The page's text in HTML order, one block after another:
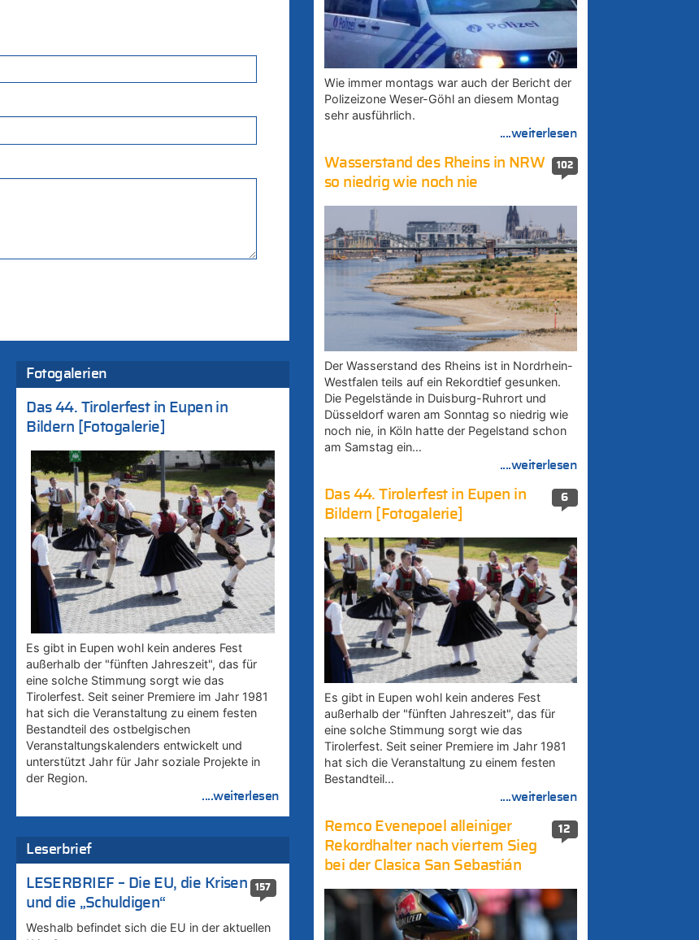
Fotogalerien
Das 44. Tirolerfest in Eupen in
Bildern [Fotogalerie]
Es gibt in Eupen wohl kein anderes Fest
außerhalb der "fünften Jahreszeit", das für
eine solche Stimmung sorgt wie das
Tirolerfest. Seit seiner Premiere im Jahr 1981
hat sich die Veranstaltung zu einem festen
Bestandteil des ostbelgischen
Veranstaltungskalenders entwickelt und
unterstützt Jahr für Jahr soziale Projekte in
der Region.
....weiterlesen
Leserbrief
157
LESERBRIEF – Die EU, die Krisen
und die „Schuldigen“
Weshalb befindet sich die EU in der aktuellen
Wie immer montags war auch der Bericht der
Polizeizone Weser-Göhl an diesem Montag
sehr ausführlich.
....weiterlesen
102
Wasserstand des Rheins in NRW
so niedrig wie noch nie
Der Wasserstand des Rheins ist in Nordrhein-
Westfalen teils auf ein Rekordtief gesunken.
Die Pegelstände in Duisburg-Ruhrort und
Düsseldorf waren am Sonntag so niedrig wie
noch nie, in Köln hatte der Pegelstand schon
am Samstag ein…
....weiterlesen
6
Das 44. Tirolerfest in Eupen in
Bildern [Fotogalerie]
Es gibt in Eupen wohl kein anderes Fest
außerhalb der "fünften Jahreszeit", das für
eine solche Stimmung sorgt wie das
Tirolerfest. Seit seiner Premiere im Jahr 1981
hat sich die Veranstaltung zu einem festen
Bestandteil…
....weiterlesen
12
Remco Evenepoel alleiniger
Rekordhalter nach viertem Sieg
bei der Clasica San Sebastián